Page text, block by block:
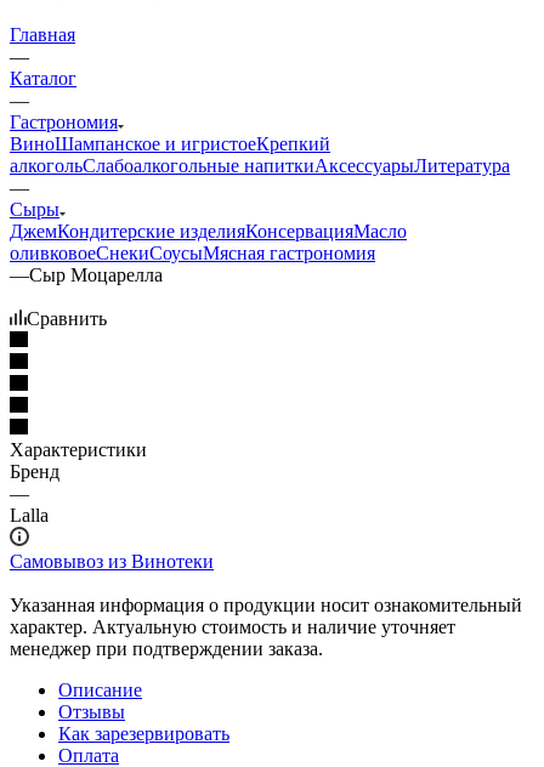
Главная
—
Каталог
—
Гастрономия
ВиноШампанское и игристоеКрепкий
алкогольСлабоалкогольные напиткиАксессуарыЛитература
—
Сыры
ДжемКондитерские изделияКонсервацияМасло
оливковоеСнекиСоусыМясная гастрономия
—Сыр Моцарелла
Сравнить
Характеристики
Бренд
—
Lalla
Самовывоз из Винотеки
Указанная информация о продукции носит ознакомительный
характер. Актуальную стоимость и наличие уточняет
менеджер при подтверждении заказа.
Описание
Отзывы
Как зарезервировать
Оплата